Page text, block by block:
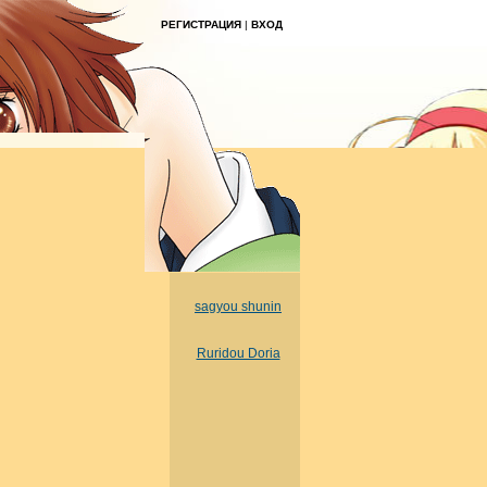
РЕГИСТРАЦИЯ | ВХОД
sagyou shunin
Ruridou Doria